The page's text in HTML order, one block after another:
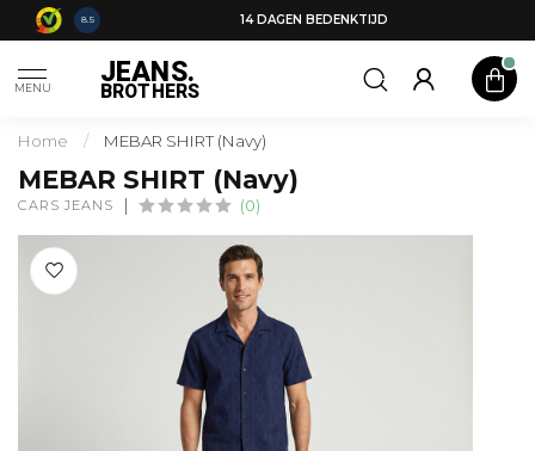
8.5 14 DAGEN BEDENKTIJD
MENU JEANS.
BROTHERS
Home / MEBAR SHIRT (Navy)
MEBAR SHIRT (Navy)
CARS JEANS (0)